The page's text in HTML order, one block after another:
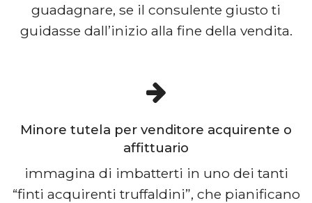
guadagnare, se il consulente giusto ti
guidasse dall’inizio alla fine della vendita.
Minore tutela per venditore acquirente o
affittuario
immagina di imbatterti in uno dei tanti
“finti acquirenti truffaldini”, che pianificano